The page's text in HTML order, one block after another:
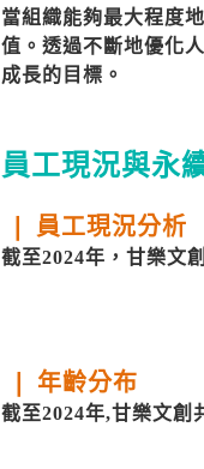
當組織能夠最大程度
值。透過不斷地優化
成長的目標。
員工現況與永
❘ 員工現況分析
截至2024年，甘樂文
❘ 年齡分布
截至2024年,甘樂文創